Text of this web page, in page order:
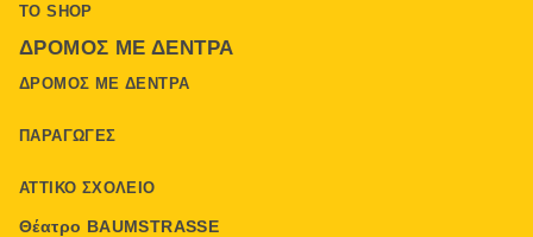
ΤΟ SHOP
ΔΡΌΜΟΣ ΜΕ ΔΈΝΤΡΑ
ΔΡΌΜΟΣ ΜΕ ΔΈΝΤΡΑ
ΠΑΡΑΓΩΓΈΣ
ΑΤΤΙΚΌ ΣΧΟΛΕΊΟ
Θέατρο BAUMSTRASSE